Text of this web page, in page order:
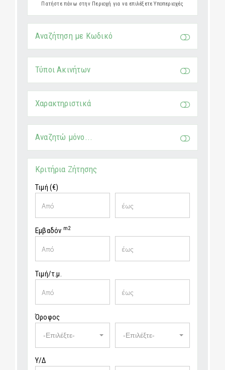
Πατήστε πάνω στην Περιοχή για να επιλέξετε Υποπεριοχές
Αναζήτηση με Κωδικό
Τύποι Ακινήτων
Χαρακτηριστικά
Αναζητώ μόνο...
Κριτήρια Ζήτησης
Τιμή (€)
Εμβαδόν m2
Τιμή/τ.μ.
Όροφος
-Επιλέξτε- -Επιλέξτε-
Υ/Δ